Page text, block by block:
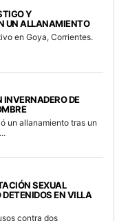
Y
UN ALLANAMIENTO
en Goya, Corrientes.
DE
un allanamiento tras un
SEXUAL
EN VILLA
contra dos